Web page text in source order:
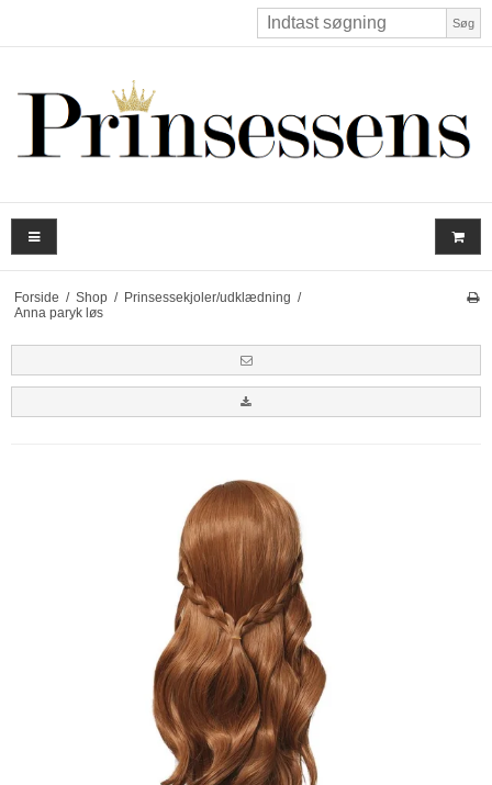
Søg
Forside / Shop / Prinsessekjoler/udklædning /
Anna paryk løs